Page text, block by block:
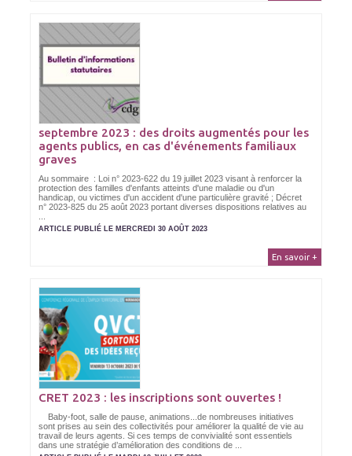
septembre 2023 : des droits augmentés pour les
agents publics, en cas d'événements familiaux
graves
Au sommaire : Loi n° 2023-622 du 19 juillet 2023 visant à renforcer la
protection des familles d'enfants atteints d'une maladie ou d'un
handicap, ou victimes d'un accident d'une particulière gravité ; Décret
n° 2023-825 du 25 août 2023 portant diverses dispositions relatives au
ARTICLE PUBLIÉ LE MERCREDI 30 AOÛT 2023
En savoir +
CRET 2023 : les inscriptions sont ouvertes !
Baby-foot, salle de pause, animations...de nombreuses initiatives
sont prises au sein des collectivités pour améliorer la qualité de vie au
travail de leurs agents. Si ces temps de convivialité sont essentiels
dans une stratégie d’amélioration des conditions de ...